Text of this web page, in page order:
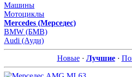
Машины
Мотоциклы
Mercedes (Мерседес)
BMW (БМВ)
Audi (Ауди)
Новые · Лучшие ·